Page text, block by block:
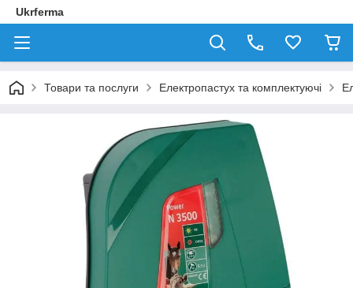
Ukrferma
Товари та послуги Електропастух та комплектуючі